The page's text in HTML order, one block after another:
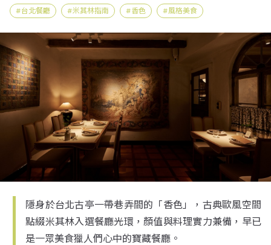
台北餐廳 米其林指南 香色 風格美食
隱身於台北古亭一帶巷弄間的「香色」，古典歐風空間
點綴米其林入選餐廳光環，顏值與料理實力兼備，早已
是一眾美食獵人們心中的寶藏餐廳。